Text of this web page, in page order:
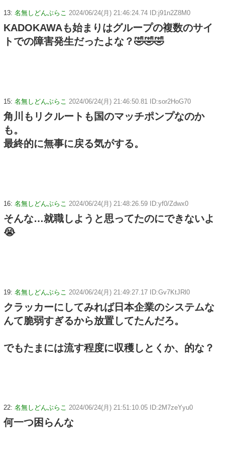
13: 名無しどんぶらこ 2024/06/24(月) 21:46:24.74 ID:j91n2Z8M0
KADOKAWAも始まりはグループの複数のサイ
トでの障害発生だったよな？🤣🤣🤣
15: 名無しどんぶらこ 2024/06/24(月) 21:46:50.81 ID:sor2HoG70
角川もリクルートも国のマッチポンプなのか
も。
最終的に無事に戻る気がする。
16: 名無しどんぶらこ 2024/06/24(月) 21:48:26.59 ID:yf0/Zdwx0
そんな…就職しようと思ってたのにできないよ
😭
19: 名無しどんぶらこ 2024/06/24(月) 21:49:27.17 ID:Gv7KtJRl0
クラッカーにしてみれば日本企業のシステムな
んて脆弱すぎるから放置してたんだろ。
でもたまには流す程度に収穫しとくか、的な？
22: 名無しどんぶらこ 2024/06/24(月) 21:51:10.05 ID:2M7zeYyu0
何一つ困らんな